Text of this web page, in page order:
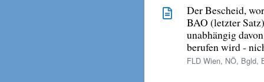
Der Bescheid,
BAO (letzter
unabhängig
berufen wird -
FLD Wien, NÖ, Bgld,